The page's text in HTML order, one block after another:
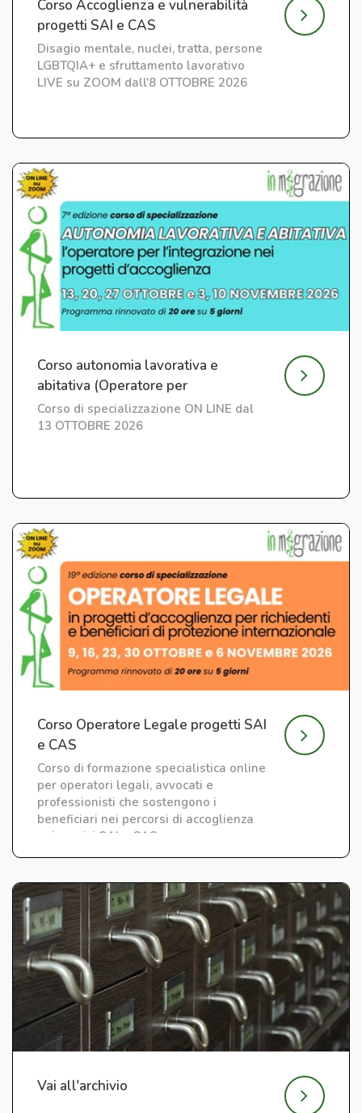
Corso Accoglienza e vulnerabilità
progetti SAI e CAS
Disagio mentale, nuclei, tratta, persone
LGBTQIA+ e sfruttamento lavorativo
LIVE su ZOOM dall'8 OTTOBRE 2026
Corso autonomia lavorativa e
abitativa (Operatore per
l'Integrazione) ed. 7
Corso di specializzazione ON LINE dal
13 OTTOBRE 2026
Corso Operatore Legale progetti SAI
e CAS
Corso di formazione specialistica online
per operatori legali, avvocati e
professionisti che sostengono i
beneficiari nei percorsi di accoglienza
nei servizi SAI e CAS.
Vai all'archivio